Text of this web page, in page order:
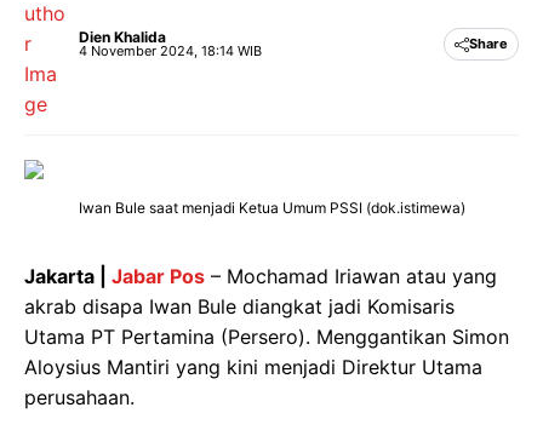
Dien Khalida
4 November 2024, 18:14 WIB Share
Iwan Bule saat menjadi Ketua Umum PSSI (dok.istimewa)
Jakarta | Jabar Pos – Mochamad Iriawan atau yang
akrab disapa Iwan Bule diangkat jadi Komisaris
Utama PT Pertamina (Persero). Menggantikan Simon
Aloysius Mantiri yang kini menjadi Direktur Utama
perusahaan.